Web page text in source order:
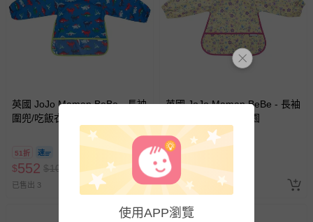
英國 JoJo Maman BeBe - 長袖
圍兜/吃飯衣-恐龍
51折
$552 $1090
已售出 3
英國 JoJo Maman BeBe - 長袖
圍兜/吃飯衣-黃色花園
51折
$552 1090
已售出 4
3
使用APP瀏覽